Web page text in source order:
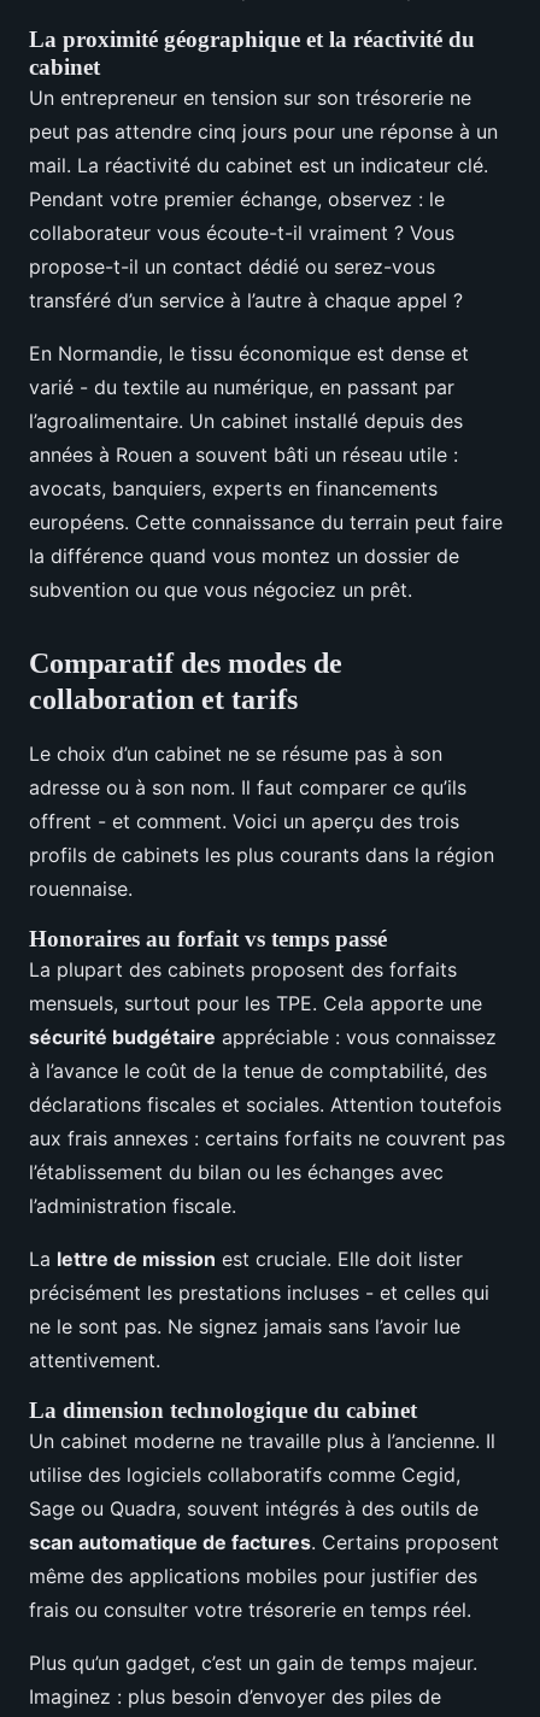
La proximité géographique et la réactivité du
cabinet
Un entrepreneur en tension sur son trésorerie ne
peut pas attendre cinq jours pour une réponse à un
mail. La réactivité du cabinet est un indicateur clé.
Pendant votre premier échange, observez : le
collaborateur vous écoute-t-il vraiment ? Vous
propose-t-il un contact dédié ou serez-vous
transféré d’un service à l’autre à chaque appel ?
En Normandie, le tissu économique est dense et
varié - du textile au numérique, en passant par
l’agroalimentaire. Un cabinet installé depuis des
années à Rouen a souvent bâti un réseau utile :
avocats, banquiers, experts en financements
européens. Cette connaissance du terrain peut faire
la différence quand vous montez un dossier de
subvention ou que vous négociez un prêt.
Comparatif des modes de
collaboration et tarifs
Le choix d’un cabinet ne se résume pas à son
adresse ou à son nom. Il faut comparer ce qu’ils
offrent - et comment. Voici un aperçu des trois
profils de cabinets les plus courants dans la région
rouennaise.
Honoraires au forfait vs temps passé
La plupart des cabinets proposent des forfaits
mensuels, surtout pour les TPE. Cela apporte une
sécurité budgétaire appréciable : vous connaissez
à l’avance le coût de la tenue de comptabilité, des
déclarations fiscales et sociales. Attention toutefois
aux frais annexes : certains forfaits ne couvrent pas
l’établissement du bilan ou les échanges avec
l’administration fiscale.
La lettre de mission est cruciale. Elle doit lister
précisément les prestations incluses - et celles qui
ne le sont pas. Ne signez jamais sans l’avoir lue
attentivement.
La dimension technologique du cabinet
Un cabinet moderne ne travaille plus à l’ancienne. Il
utilise des logiciels collaboratifs comme Cegid,
Sage ou Quadra, souvent intégrés à des outils de
scan automatique de factures. Certains proposent
même des applications mobiles pour justifier des
frais ou consulter votre trésorerie en temps réel.
Plus qu’un gadget, c’est un gain de temps majeur.
Imaginez : plus besoin d’envoyer des piles de